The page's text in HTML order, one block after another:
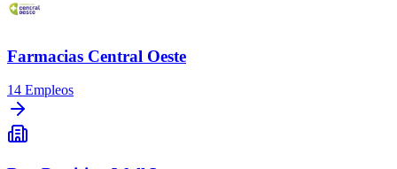
Farmacias Central Oeste
14 Empleos